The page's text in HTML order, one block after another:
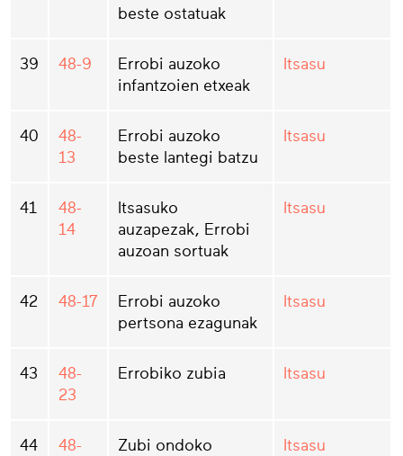
beste ostatuak
39 48-9
Errobi auzoko
infantzoien etxeak
Itsasu
40
48-
13
Errobi auzoko
beste lantegi batzu
Itsasu
41
48-
14
Itsasuko
auzapezak, Errobi
auzoan sortuak
Itsasu
42 48-17
Errobi auzoko
pertsona ezagunak
Itsasu
43
48-
23
Errobiko zubia Itsasu
44
48-
Zubi ondoko
Itsasu